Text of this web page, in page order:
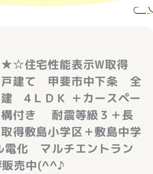
住宅性能表示W取得
建て 甲斐市中下条 全
4ＬＤＫ ＋カースペー
付き 耐震等級３＋長
得敷島小学区＋敷島中学
化 マルチエントラン
売中(^^♪